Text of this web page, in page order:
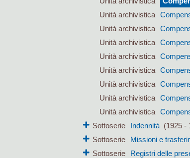
Unità archivistica
Unità archivistica
Unità archivistica
Unità archivistica
Unità archivistica
Unità archivistica
Unità archivistica
Unità archivistica
Sottoserie
Indennità (1925 -
Sottoserie
Missioni e
Sottoserie
Registri delle